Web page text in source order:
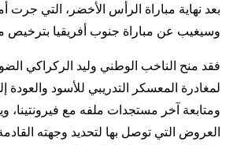
بعد نهاية مباراة الرأس الأخضر، التي جرت
وسيغيب عن مباراة جنوب أفريقيا
فقد منح الناخب الوطني وليد الركراكي
لمغادرة المعسكر التدريبي للأسود والعودة
ومتابعة آخر مستجدات ملفه مع فيرونتينا،
العروض التي توصل بها لتحديد وجهته